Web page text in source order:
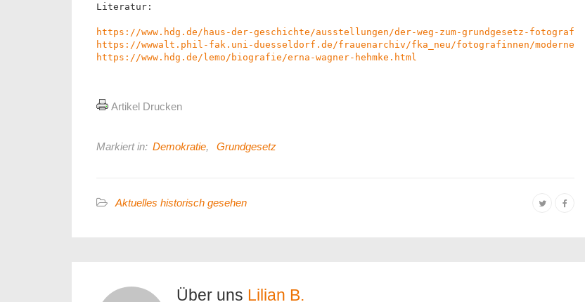
Literatur:
https://www.hdg.de/haus-der-geschichte/ausstellungen/der-weg-zum-grundgesetz-
https://wwwalt.phil-fak.uni-duesseldorf.de/frauenarchiv/fka_neu/fotografinnen/moderne/
https://www.hdg.de/lemo/biografie/erna-wagner-hehmke.html
Artikel Drucken
Markiert in: Demokratie, Grundgesetz
Aktuelles historisch gesehen
Über uns Lilian B.